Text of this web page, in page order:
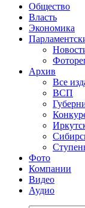
Общество
Власть
Экономика
Архив
Все
ВСП
Фото
Компании
Видео
Аудио